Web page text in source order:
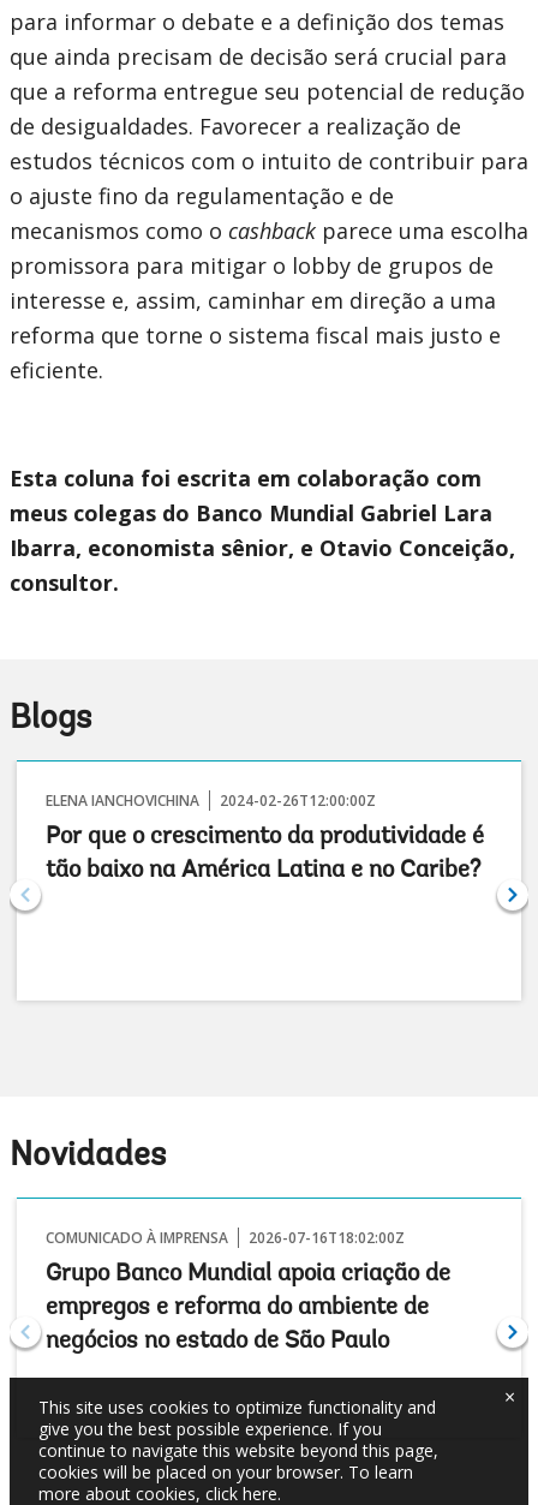
para informar o debate e a definição dos temas
que ainda precisam de decisão será crucial para
que a reforma entregue seu potencial de redução
de desigualdades. Favorecer a realização de
estudos técnicos com o intuito de contribuir para
o ajuste fino da regulamentação e de
mecanismos como o cashback parece uma escolha
promissora para mitigar o lobby de grupos de
interesse e, assim, caminhar em direção a uma
reforma que torne o sistema fiscal mais justo e
eficiente.
Esta coluna foi escrita em colaboração com
meus colegas do Banco Mundial Gabriel Lara
Ibarra, economista sênior, e Otavio Conceição,
consultor.
Blogs
ELENA IANCHOVICHINA 2024-02-26T12:00:00Z
Por que o crescimento da produtividade é
tão baixo na América Latina e no Caribe?
Novidades
COMUNICADO À IMPRENSA 2026-07-16T18:02:00Z
Grupo Banco Mundial apoia criação de
empregos e reforma do ambiente de
negócios no estado de São Paulo
This site uses cookies to optimize functionality and
give you the best possible experience. If you
continue to navigate this website beyond this page,
cookies will be placed on your browser. To learn
more about cookies, click here.
×